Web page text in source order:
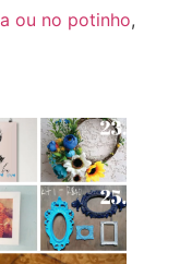
ou no potinho,